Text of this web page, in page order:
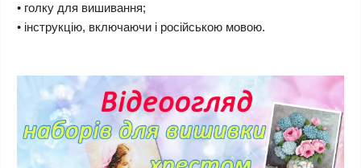
• голку для вишивання;
• інструкцію, включаючи і російською мовою.